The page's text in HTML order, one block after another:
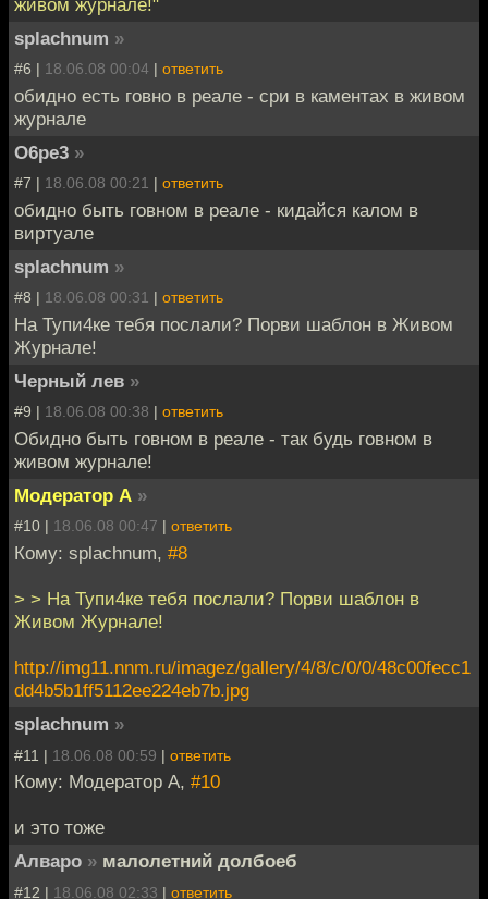
живом журнале!"
splachnum »
#6 | 18.06.08 00:04 | ответить
обидно есть говно в реале - сри в каментах в живом
журнале
O6pe3 »
#7 | 18.06.08 00:21 | ответить
обидно быть говном в реале - кидайся калом в
виртуале
splachnum »
#8 | 18.06.08 00:31 | ответить
На Тупи4ке тебя послали? Порви шаблон в Живом
Журнале!
Черный лев »
#9 | 18.06.08 00:38 | ответить
Обидно быть говном в реале - так будь говном в
живом журнале!
Модератор А »
#10 | 18.06.08 00:47 | ответить
Кому: splachnum, #8
> > На Тупи4ке тебя послали? Порви шаблон в
Живом Журнале!
http://img11.nnm.ru/imagez/gallery/4/8/c/0/0/48c00fecc1
dd4b5b1ff5112ee224eb7b.jpg
splachnum »
#11 | 18.06.08 00:59 | ответить
Кому: Модератор А, #10
и это тоже
Алваро » малолетний долбоеб
#12 | 18.06.08 02:33 | ответить